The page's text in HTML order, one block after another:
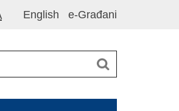
English e-Građani